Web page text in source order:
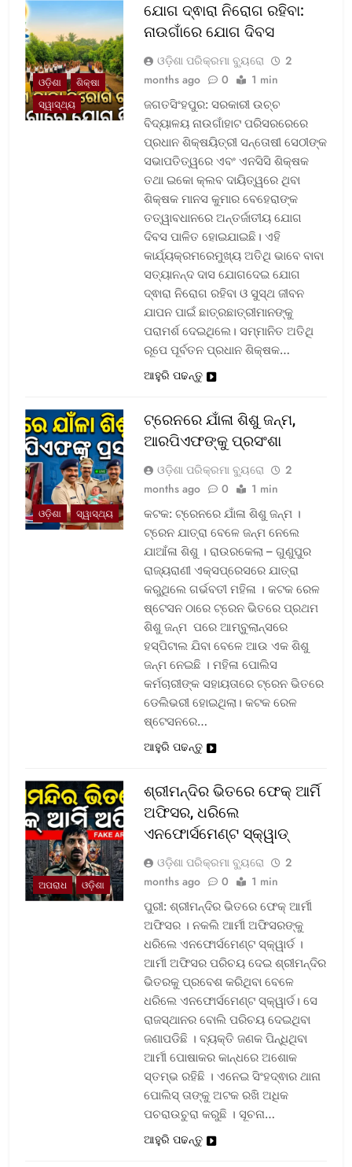
ଓଡ଼ିଶା
ଶିକ୍ଷା
ସ୍ୱାସ୍ଥ୍ୟ
ଯୋଗ ଦ୍ଵାରା ନିରୋଗ ରହିବା:
ନାଉଗାଁରେ ଯୋଗ ଦିବସ
ଓଡ଼ିଶା ପରିକ୍ରମା ବ୍ୟୁରୋ
2
months ago
0 1 min
ଜଗତସିଂହପୁର: ସରକାରୀ ଉଚ୍ଚ
ବିଦ୍ୟାଳୟ ନାଉଗାଁହାଟ ପରିସରରେରେ
ପ୍ରଧାନ ଶିକ୍ଷୟିତ୍ରୀ ସନ୍ତୋଷୀ ସେଠୀଙ୍କ
ସଭାପତିତ୍ୱରେ ଏବଂ ଏନସିସି ଶିକ୍ଷକ
ତଥା ଇକୋ କ୍ଲବ ଦାୟିତ୍ୱରେ ଥିବା
ଶିକ୍ଷକ ମାନସ କୁମାର ବେହେରାଙ୍କ
ତତ୍ୱାବଧାନରେ ଅନ୍ତର୍ଜାତୀୟ ଯୋଗ
ଦିବସ ପାଳିତ ହୋଇଯାଇଛି। ଏହି
କାର୍ଯ୍ୟକ୍ରମରେମୁଖ୍ୟ ଅତିଥି ଭାବେ ବାବା
ସତ୍ୟାନନ୍ଦ ଦାସ ଯୋଗଦେଇ ଯୋଗ
ଦ୍ଵାରା ନିରୋଗ ରହିବା ଓ ସୁସ୍ଥ ଜୀବନ
ଯାପନ ପାଇଁ ଛାତ୍ରଛାତ୍ରୀମାନଙ୍କୁ
ପରାମର୍ଶ ଦେଇଥିଲେ। ସମ୍ମାନିତ ଅତିଥି
ରୂପେ ପୂର୍ବତନ ପ୍ରଧାନ ଶିକ୍ଷକ…
ଆହୁରି ପଢନ୍ତୁ
ଓଡ଼ିଶା ସ୍ୱାସ୍ଥ୍ୟ
ଟ୍ରେନରେ ଯାଁଳା ଶିଶୁ ଜନ୍ମ,
ଆରପିଏଫଙ୍କୁ ପ୍ରସଂଶା
ଓଡ଼ିଶା ପରିକ୍ରମା ବ୍ୟୁରୋ
2
months ago
0 1 min
କଟକ: ଟ୍ରେନରେ ଯାଁଳା ଶିଶୁ ଜନ୍ମ ।
ଟ୍ରେନ ଯାତ୍ରା ବେଳେ ଜନ୍ମ ନେଲେ
ଯାଆଁଳା ଶିଶୁ । ରାଉରକେଲା – ଗୁଣୁପୁର
ରାଜ୍ୟରାଣୀ ଏକ୍ସପ୍ରେସରେ ଯାତ୍ରା
କରୁଥିଲେ ଗର୍ଭବତୀ ମହିଳା । କଟକ ରେଳ
ଷ୍ଟେସନ ଠାରେ ଟ୍ରେନ ଭିତରେ ପ୍ରଥମ
ଶିଶୁ ଜନ୍ମ ପରେ ଆମ୍ବୁଲାନ୍ସରେ
ହସ୍ପିଟାଲ ଯିବା ବେଳେ ଆଉ ଏକ ଶିଶୁ
ଜନ୍ମ ନେଇଛି । ମହିଳା ପୋଲିସ
କର୍ମଚାରୀଙ୍କ ସହାୟତାରେ ଟ୍ରେନ ଭିତରେ
ଡେଲିଭରୀ ହୋଇଥିଲା। କଟକ ରେଳ
ଷ୍ଟେସନରେ…
ଆହୁରି ପଢନ୍ତୁ
ଅପରାଧ ଓଡ଼ିଶା
ଶ୍ରୀମନ୍ଦିର ଭିତରେ ଫେକ୍ ଆର୍ମି
ଅଫିସର, ଧରିଲେ
ଏନଫୋର୍ସମେଣ୍ଟ ସ୍କ୍ୱାଡ୍‌
ଓଡ଼ିଶା ପରିକ୍ରମା ବ୍ୟୁରୋ
2
months ago
0 1 min
ପୁରୀ: ଶ୍ରୀମନ୍ଦିର ଭିତରେ ଫେକ୍ ଆର୍ମୀ
ଅଫିସର । ନକଲି ଆର୍ମୀ ଅଫିସରଙ୍କୁ
ଧରିଲେ ଏନଫୋର୍ସମେଣ୍ଟ ସ୍କ୍ୱାର୍ଡ ।
ଆର୍ମୀ ଅଫିସର ପରିଚୟ ଦେଇ ଶ୍ରୀମନ୍ଦିର
ଭିତରକୁ ପ୍ରବେଶ କରିଥିବା ବେଳେ
ଧରିଲେ ଏନଫୋର୍ସମେଣ୍ଟ ସ୍କ୍ୱାର୍ଡ। ସେ
ରାଜସ୍ଥାନର ବୋଲି ପରିଚୟ ଦେଇଥିବା
ଜଣାପଡିଛି । ବ୍ୟକ୍ତି ଜଣକ ପିନ୍ଧିଥିବା
ଆର୍ମୀ ପୋଷାକର କାନ୍ଧରେ ଅଶୋକ
ସ୍ତମ୍ଭ ରହିଛି । ଏନେଇ ସିଂହଦ୍ଵାର ଥାନା
ପୋଲିସ୍ ତାଙ୍କୁ ଅଟକ ରଖି ଅଧିକ
ପଚରାଉଚୁରା କରୁଛି । ସୂଚନା…
ଆହୁରି ପଢନ୍ତୁ